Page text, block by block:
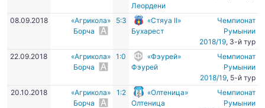
Леордени
08.09.2018
«Агрикола»
Борча
5:3
«Стяуа II»
Бухарест
Чемпионат
Румынии
2018/19, 3-й тур
22.09.2018
«Агрикола»
Борча
1:0
«Фэурей»
Фэурей
Чемпионат
Румынии
2018/19, 5-й тур
20.10.2018
«Агрикола»
Борча
1:2
«Олтеница»
Олтеница
Чемпионат
Румынии